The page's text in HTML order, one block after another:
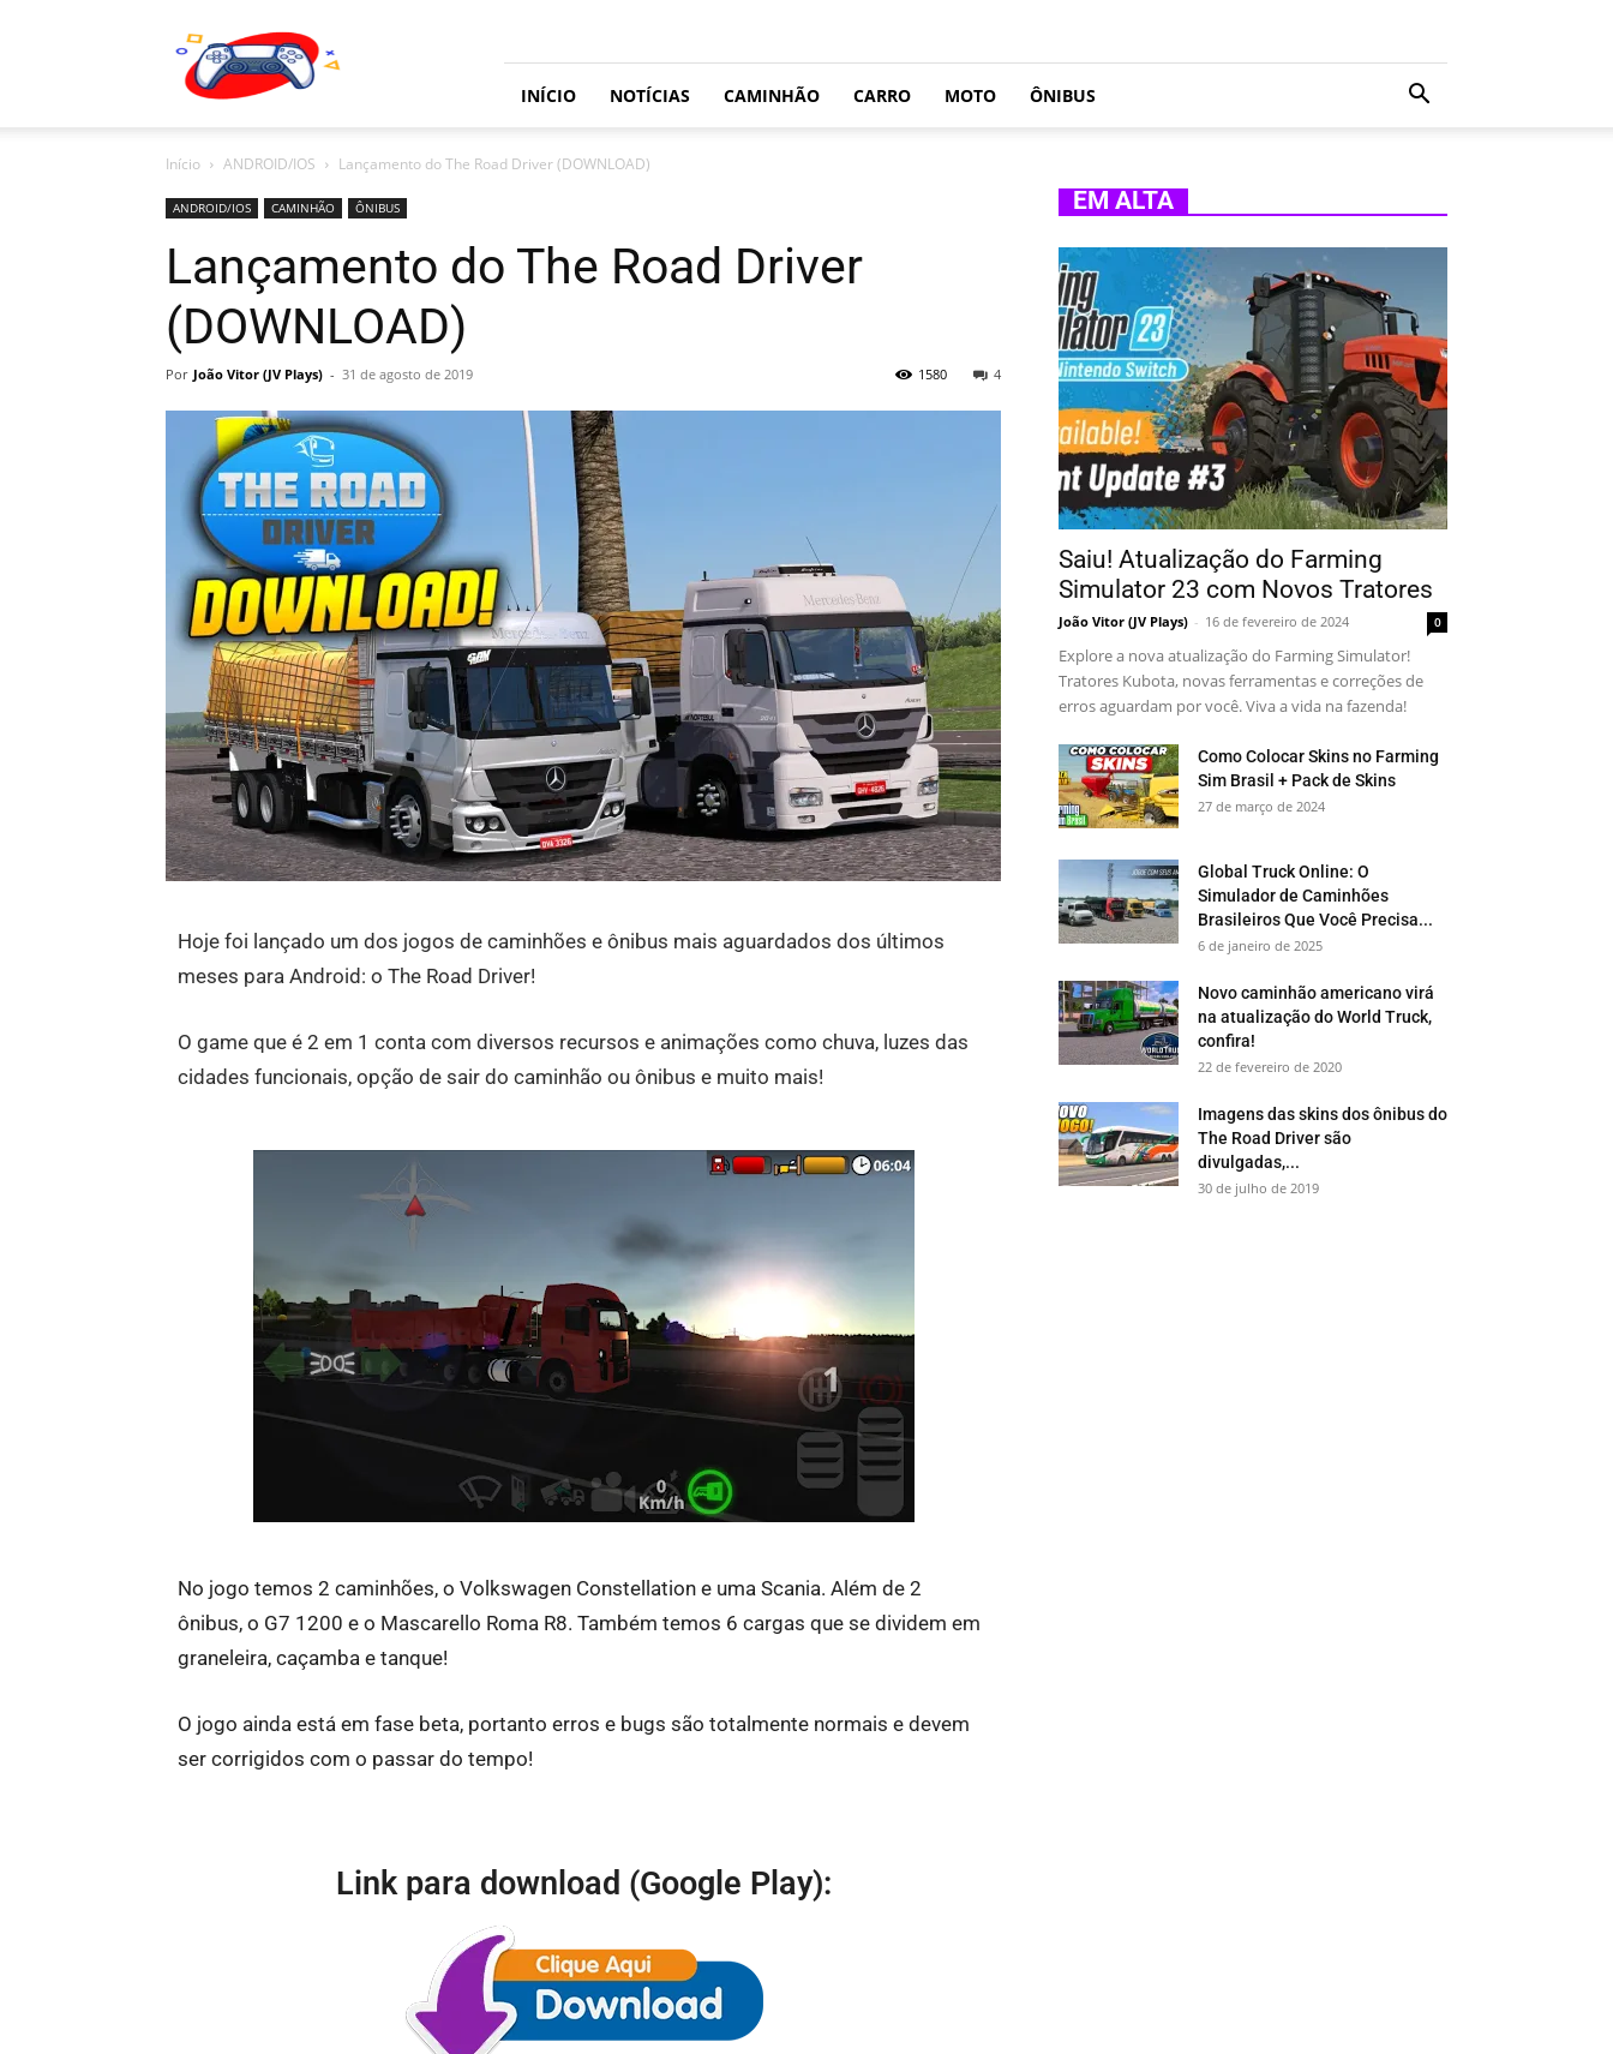
Plays
INÍCIO NOTÍCIAS CAMINHÃO CARRO MOTO ÔNIBUS
Início ANDROID/IOS Lançamento do The Road Driver (DOWNLOAD)
ANDROID/IOS CAMINHÃO ÔNIBUS
Lançamento do The Road Driver
(DOWNLOAD)
Por João Vitor (JV Plays) - 31 de agosto de 2019 4
1580
Hoje foi lançado um dos jogos de caminhões e ônibus mais aguardados dos últimos
meses para Android: o The Road Driver!
O game que é 2 em 1 conta com diversos recursos e animações como chuva, luzes das
cidades funcionais, opção de sair do caminhão ou ônibus e muito mais!
No jogo temos 2 caminhões, o Volkswagen Constellation e uma Scania. Além de 2
ônibus, o G7 1200 e o Mascarello Roma R8. Também temos 6 cargas que se dividem em
graneleira, caçamba e tanque!
O jogo ainda está em fase beta, portanto erros e bugs são totalmente normais e devem
ser corrigidos com o passar do tempo!
Link para download (Google Play):
EM ALTA
Saiu! Atualização do Farming
Simulator 23 com Novos Tratores
João Vitor (JV Plays) - 16 de fevereiro de 2024 0
Explore a nova atualização do Farming Simulator!
Tratores Kubota, novas ferramentas e correções de
erros aguardam por você. Viva a vida na fazenda!
Como Colocar Skins no Farming
Sim Brasil + Pack de Skins
27 de março de 2024
Global Truck Online: O
Simulador de Caminhões
Brasileiros Que Você Precisa...
6 de janeiro de 2025
Novo caminhão americano virá
na atualização do World Truck,
confira!
22 de fevereiro de 2020
Imagens das skins dos ônibus do
The Road Driver são
divulgadas,...
30 de julho de 2019